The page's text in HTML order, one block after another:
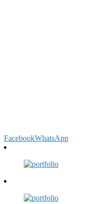
FacebookWhatsApp